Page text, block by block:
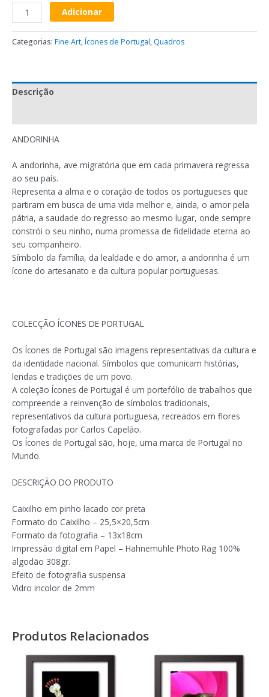
Adicionar
Categorias: Fine Art,Ícones de Portugal, Quadros
Descrição
ANDORINHA
A andorinha, ave migratória que em cada primavera regressa
ao seu país.
Representa a alma e o coração de todos os portugueses que
partiram em busca de uma vida melhor e, ainda, o amor pela
pátria, a saudade do regresso ao mesmo lugar, onde sempre
constrói o seu ninho, numa promessa de fidelidade eterna ao
seu companheiro.
Símbolo da família, da lealdade e do amor, a andorinha é um
ícone do artesanato e da cultura popular portuguesas.
COLECÇÃO ÍCONES DE PORTUGAL
Os Ícones de Portugal são imagens representativas da cultura e
da identidade nacional. Símbolos que comunicam histórias,
lendas e tradições de um povo.
A coleção Ícones de Portugal é um portefólio de trabalhos que
compreende a reinvenção de símbolos tradicionais,
representativos da cultura portuguesa, recreados em flores
fotografadas por Carlos Capelão.
Os Ícones de Portugal são, hoje, uma marca de Portugal no
Mundo.
DESCRIÇÃO DO PRODUTO
Caixilho em pinho lacado cor preta
Formato do Caixilho – 25,5×20,5cm
Formato da fotografia – 13x18cm
Impressão digital em Papel – Hahnemuhle Photo Rag 100%
algodão 308gr.
Efeito de fotografia suspensa
Vidro incolor de 2mm
Produtos Relacionados